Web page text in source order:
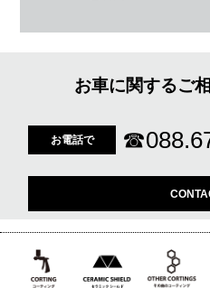
お車に関するご
お電話で ☎